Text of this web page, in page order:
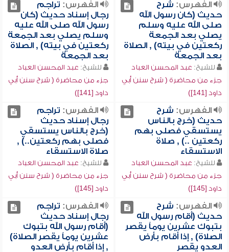
الفهرس: شرح
حديث (كان رسول الله
صلى الله عليه وسلم
يصلي بعد الجمعة
ركعتين في بيته) , الصلاة
بعد الجمعة
للشيخ: عبد المحسن العباد
جزء من محاضرة ( شرح سنن أبي
داود [141])
الفهرس: تراجم
رجال إسناد حديث (كان
رسول الله صلى الله عليه
وسلم يصلي بعد الجمعة
ركعتين في بيته) , الصلاة
بعد الجمعة
للشيخ: عبد المحسن العباد
جزء من محاضرة ( شرح سنن أبي
داود [141])
الفهرس: شرح
حديث (خرج بالناس
يستسقي فصلى بهم
ركعتين ..) , صلاة
الاستسقاء
للشيخ: عبد المحسن العباد
جزء من محاضرة ( شرح سنن أبي
داود [145])
الفهرس: تراجم
رجال إسناد حديث
(خرج بالناس يستسقي
فصلى بهم ركعتين..) ,
صلاة الاستسقاء
للشيخ: عبد المحسن العباد
جزء من محاضرة ( شرح سنن أبي
داود [145])
الفهرس: شرح
حديث (أقام رسول الله
بتبوك عشرين يوماً يقصر
الصلاة) , إذا أقام بأرض
العدو يقصر
الفهرس: تراجم
رجال إسناد حديث
(أقام رسول الله بتبوك
عشرين يوماً يقصر الصلاة)
, إذا أقام بأرض العدو